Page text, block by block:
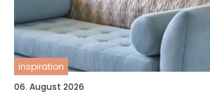
inspiration
06. August 2026